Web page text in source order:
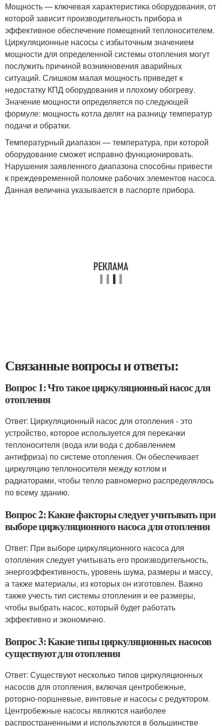
Мощность — ключевая характеристика оборудования, от
которой зависит производительность прибора и
эффективное обеспечение помещений теплоносителем.
Циркуляционные насосы с избыточным значением
мощности для определенной системы отопления могут
послужить причиной возникновения аварийных
ситуаций. Слишком малая мощность приведет к
недостатку КПД оборудования и плохому обогреву.
Значение мощности определяется по следующей
формуле: мощность котла делят на разницу температур
подачи и обратки.
Температурный диапазон — температура, при которой
оборудование сможет исправно функционировать.
Нарушения заявленного диапазона способны привести
к преждевременной поломке рабочих элементов насоса.
Данная величина указывается в паспорте прибора.
Связанные вопросы и ответы:
Вопрос 1: Что такое циркуляционный насос для
отопления
Ответ: Циркуляционный насос для отопления - это
устройство, которое используется для перекачки
теплоносителя (вода или вода с добавлением
антифриза) по системе отопления. Он обеспечивает
циркуляцию теплоносителя между котлом и
радиаторами, чтобы тепло равномерно распределялось
по всему зданию.
Вопрос 2: Какие факторы следует учитывать при
выборе циркуляционного насоса для отопления
Ответ: При выборе циркуляционного насоса для
отопления следует учитывать его производительность,
энергоэффективность, уровень шума, размеры и массу,
а также материалы, из которых он изготовлен. Важно
также учесть тип системы отопления и ее размеры,
чтобы выбрать насос, который будет работать
эффективно и экономично.
Вопрос 3: Какие типы циркуляционных насосов
существуют для отопления
Ответ: Существуют несколько типов циркуляционных
насосов для отопления, включая центробежные,
роторно-поршневые, винтовые и насосы с редуктором.
Центробежные насосы являются наиболее
распространенными и используются в большинстве